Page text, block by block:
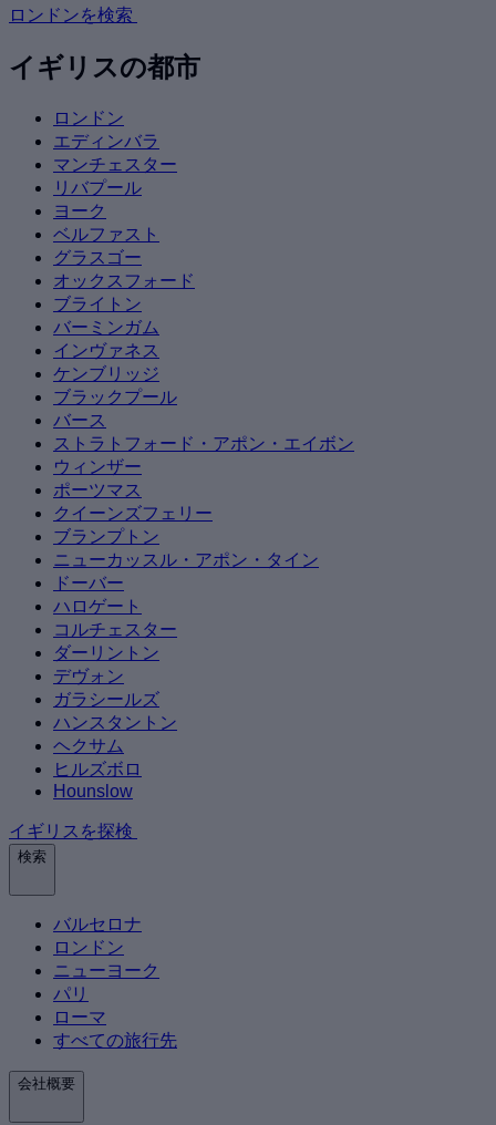
ロンドンを検索
イギリスの都市
ロンドン
エディンバラ
マンチェスター
リバプール
ヨーク
ベルファスト
グラスゴー
オックスフォード
ブライトン
バーミンガム
インヴァネス
ケンブリッジ
ブラックプール
バース
ストラトフォード・アポン・エイボン
ウィンザー
ポーツマス
クイーンズフェリー
ブランプトン
ニューカッスル・アポン・タイン
ドーバー
ハロゲート
コルチェスター
ダーリントン
デヴォン
ガラシールズ
ハンスタントン
ヘクサム
ヒルズボロ
Hounslow
イギリスを探検
検索
バルセロナ
ロンドン
ニューヨーク
パリ
ローマ
すべての旅行先
会社概要